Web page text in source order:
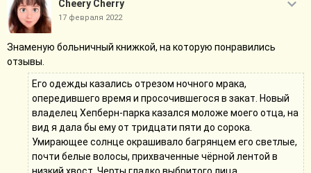
Cheery Cherry
17 февраля 2022
Знаменую больничный книжкой, на которую понравились
отзывы.
Его одежды казались отрезом ночного мрака,
опередившего время и просочившегося в закат. Новый
владелец Хепберн-парка казался моложе моего отца, на
вид я дала бы ему от тридцати пяти до сорока.
Умирающее солнце окрашивало багрянцем его светлые,
почти белые волосы, прихваченные чёрной лентой в